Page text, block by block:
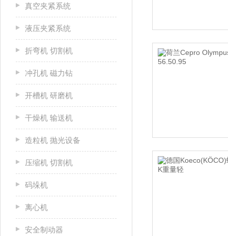
真空夹紧系统
液压夹紧系统
折弯机 切割机
冲孔机 磁力钻
开槽机 研磨机
干燥机 输送机
造粒机 抛光设备
压缩机 切割机
码垛机
离心机
安全制动器